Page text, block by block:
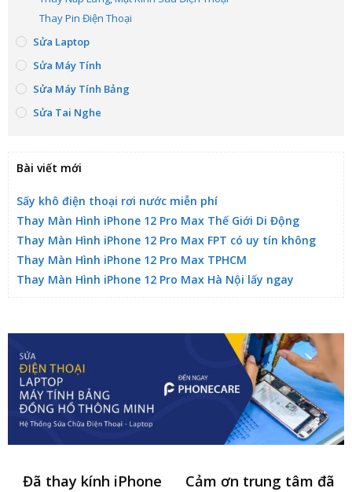
Thay Pin Điện Thoại
Sửa Laptop
Sửa Máy Tính
Sửa Máy Tính Bảng
Sửa Tai Nghe
Bài viết mới
Sấy khô điện thoại rơi nước miễn phí
Thay Màn Hình iPhone 12 Pro Max Thế Giới Di Động
Thay Màn Hình iPhone 12 Pro Max FPT có uy tín không
Thay Màn Hình iPhone 12 Pro Max TPHCM
Thay Màn Hình iPhone 12 Pro Max Hà Nội lấy ngay
Đã thay kính iPhone
Cảm ơn trung tâm đã